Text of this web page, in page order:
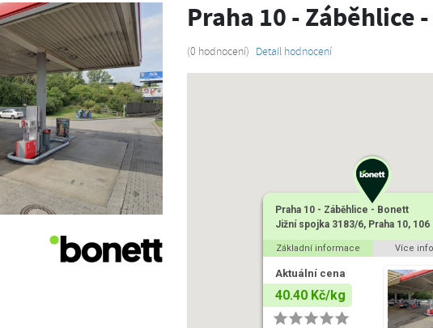
Praha 10 - Záběhlice
(0 hodnocení) Detail hodnocení
Praha 10 - Záběhlice - Bonett
Jižní spojka 3183/6, Praha 10, 106
Základní informace Více
Aktuální cena
40.40 Kč/kg